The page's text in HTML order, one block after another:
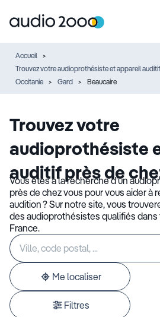
Accueil
Trouvez votre audioprothésiste et appareil
Occitanie
Gard Beaucaire
Trouvez votre
audioprothésiste
auditif près de
Vous êtes à la recherche d’un
près de chez vous pour vous aider à
audition ? Sur notre site, vous
des audioprothésistes qualifiés
France.
Rechercher
établissement
Veuillez
renseigner
une
adresse
Me localiser
Filtres